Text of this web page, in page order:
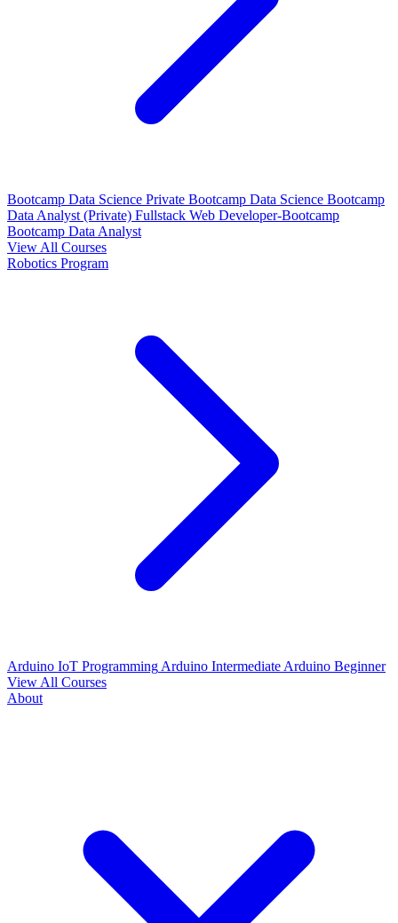
Bootcamp Data Science Private Bootcamp Data Science Bootcamp
Data Analyst (Private) Fullstack Web Developer-Bootcamp
Bootcamp Data Analyst
View All Courses
Robotics Program
Arduino IoT Programming Arduino Intermediate Arduino Beginner
View All Courses
About